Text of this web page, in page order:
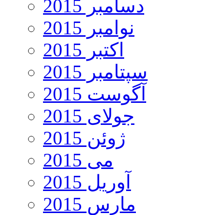
دسامبر 2015
نوامبر 2015
اکتبر 2015
سپتامبر 2015
آگوست 2015
جولای 2015
ژوئن 2015
می 2015
آوریل 2015
مارس 2015